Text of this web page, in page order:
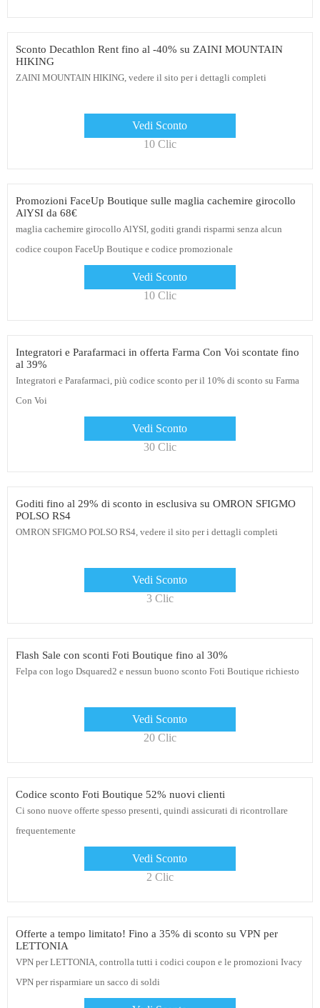
Sconto Decathlon Rent fino al -40% su ZAINI MOUNTAIN
HIKING
ZAINI MOUNTAIN HIKING, vedere il sito per i dettagli completi
Vedi Sconto
10 Clic
Promozioni FaceUp Boutique sulle maglia cachemire girocollo
AlYSI da 68€
maglia cachemire girocollo AlYSI, goditi grandi risparmi senza alcun
codice coupon FaceUp Boutique e codice promozionale
Vedi Sconto
10 Clic
Integratori e Parafarmaci in offerta Farma Con Voi scontate fino
al 39%
Integratori e Parafarmaci, più codice sconto per il 10% di sconto su Farma
Con Voi
Vedi Sconto
30 Clic
Goditi fino al 29% di sconto in esclusiva su OMRON SFIGMO
POLSO RS4
OMRON SFIGMO POLSO RS4, vedere il sito per i dettagli completi
Vedi Sconto
3 Clic
Flash Sale con sconti Foti Boutique fino al 30%
Felpa con logo Dsquared2 e nessun buono sconto Foti Boutique richiesto
Vedi Sconto
20 Clic
Codice sconto Foti Boutique 52% nuovi clienti
Ci sono nuove offerte spesso presenti, quindi assicurati di ricontrollare
frequentemente
Vedi Sconto
2 Clic
Offerte a tempo limitato! Fino a 35% di sconto su VPN per
LETTONIA
VPN per LETTONIA, controlla tutti i codici coupon e le promozioni Ivacy
VPN per risparmiare un sacco di soldi